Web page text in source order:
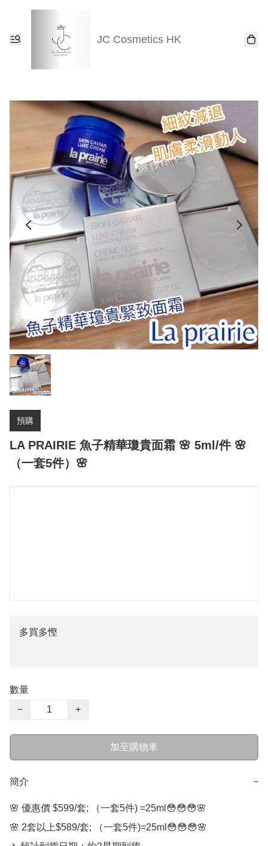
JC Cosmetics HK
預購
LA PRAIRIE 魚子精華瓊貴面霜 🌸 5ml/件 🌸
（一套5件）🌸
多買多慳
數量
−
+
加至購物車
簡介 −
🌸 優惠價 $599/套; （一套5件) =25ml😳😳😳🌸
🌸 2套以上$589/套; （一套5件)=25ml😳😳😳🌸